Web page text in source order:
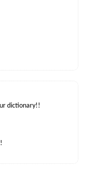
dictionary!!